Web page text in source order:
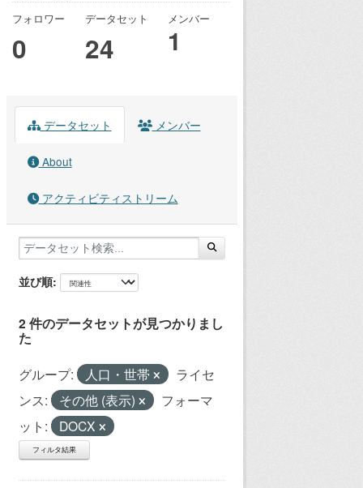
フォロワー
0
データセット
24
メンバー
1
データセット メンバー
About
アクティビティストリーム
並び順
2 件のデータセットが見つかりまし
た
グループ: 人口・世帯
ライセ
ンス:
その他 (表示)
フォーマ
ット:
DOCX
フィルタ結果